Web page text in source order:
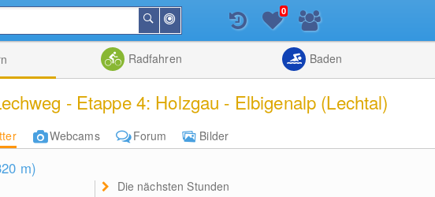
der
Suchen
Listenansicht
0
Radfahren Baden
- Etappe 4: Holzgau - Elbigenalp (Lechtal)
Webcams Forum
Bilder
m)
Die nächsten Stunden